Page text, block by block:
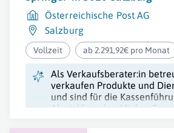
Österreichische Post AG
Salzburg
Vollzeit ab 2.291,92€ pro Monat
Als Verkaufsberater:in
verkaufen Produkte und
und sind für die
Abwicklung banklicher